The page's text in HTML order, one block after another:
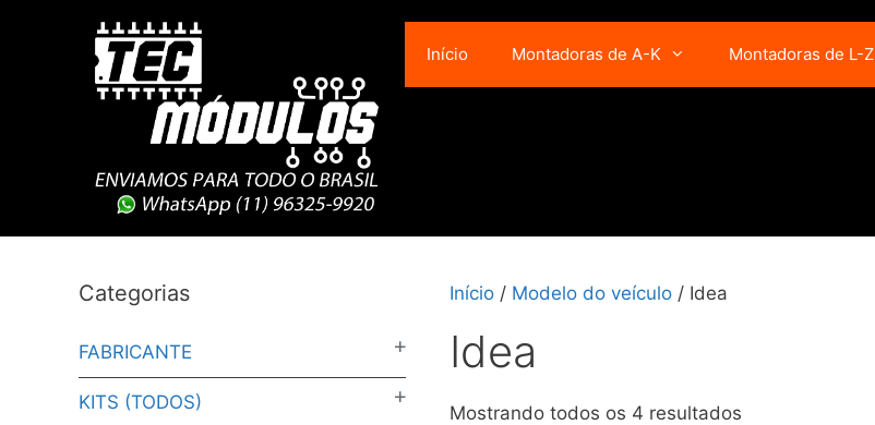
Início Montadoras de A-K Montadoras de L-Z
Início / Modelo do veículo / Idea
Idea
Mostrando todos os 4 resultados
Categorias
FABRICANTE
KITS (TODOS)